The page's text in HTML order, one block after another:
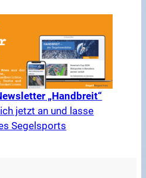
„Handbreit“
jetzt an und lasse
Segelsports